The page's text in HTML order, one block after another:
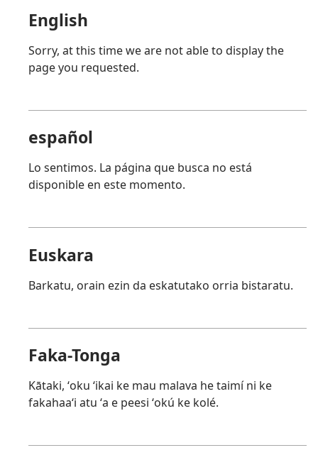
English
Sorry, at this time we are not able to display the
page you requested.
español
Lo sentimos. La página que busca no está
disponible en este momento.
Euskara
Barkatu, orain ezin da eskatutako orria bistaratu.
Faka-Tonga
Kātaki, ʻoku ʻikai ke mau malava he taimí ni ke
fakahaaʻi atu ʻa e peesi ʻokú ke kolé.